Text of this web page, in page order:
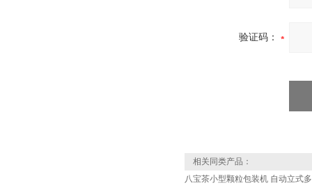
验证码：
相关同类产品：
八宝茶小型颗粒包装机 自动立式